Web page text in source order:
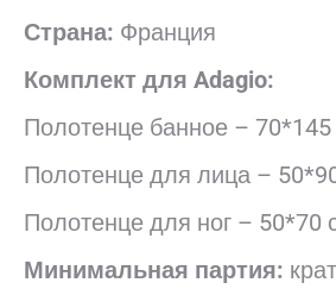
Страна: Франция
Комплект для Adagio:
Полотенце банное –
Полотенце для лица –
Полотенце для ног – 50*70
Минимальная партия: